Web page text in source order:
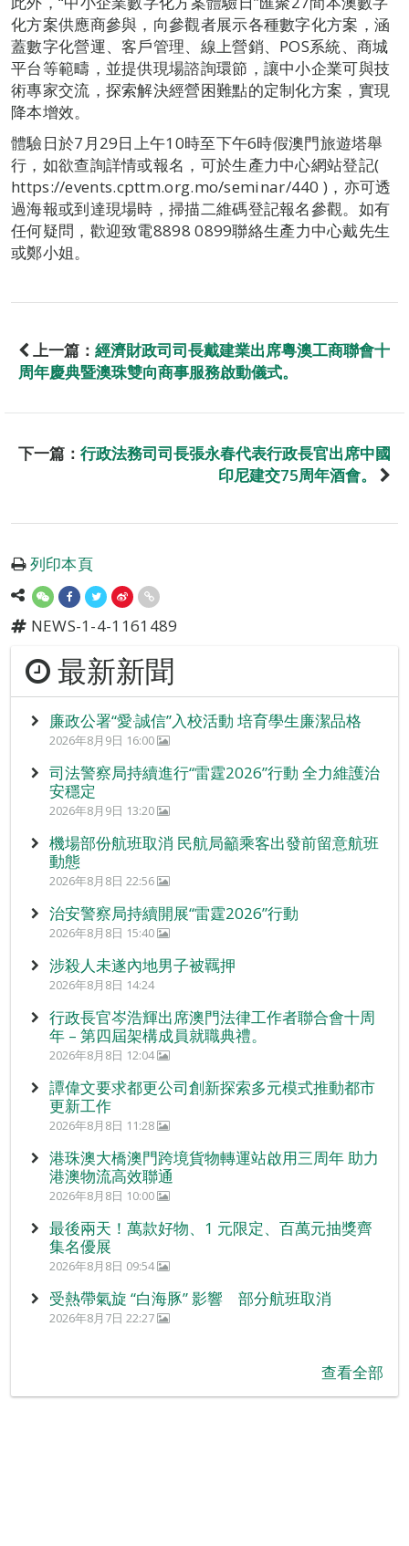
化方案供應商參與，向參觀者展示各種數字化方案，涵
蓋數字化營運、客戶管理、線上營銷、POS系統、商城
平台等範疇，並提供現場諮詢環節，讓中小企業可與技
術專家交流，探索解決經營困難點的定制化方案，實現
降本增效。
體驗日於7月29日上午10時至下午6時假澳門旅遊塔舉
行，如欲查詢詳情或報名，可於生產力中心網站登記(
https://events.cpttm.org.mo/seminar/440 )，亦可透
過海報或到達現場時，掃描二維碼登記報名參觀。如有
任何疑問，歡迎致電8898 0899聯絡生產力中心戴先生
或鄭小姐。
上一篇： 經濟財政司司長戴建業出席粵澳工商聯會十
周年慶典暨澳珠雙向商事服務啟動儀式。
下一篇： 行政法務司司長張永春代表行政長官出席中國
印尼建交75周年酒會。
列印本頁
NEWS-1-4-1161489
最新新聞
廉政公署“愛‧誠信”入校活動 培育學生廉潔品格
2026年8月9日 16:00
司法警察局持續進行“雷霆2026”行動 全力維護治
安穩定
2026年8月9日 13:20
機場部份航班取消 民航局籲乘客出發前留意航班
動態
2026年8月8日 22:56
治安警察局持續開展“雷霆2026”行動
2026年8月8日 15:40
涉殺人未遂內地男子被羈押
2026年8月8日 14:24
行政長官岑浩輝出席澳門法律工作者聯合會十周
年 – 第四屆架構成員就職典禮。
2026年8月8日 12:04
譚偉文要求都更公司創新探索多元模式推動都市
更新工作
2026年8月8日 11:28
港珠澳大橋澳門跨境貨物轉運站啟用三周年 助力
港澳物流高效聯通
2026年8月8日 10:00
最後兩天！萬款好物、1 元限定、百萬元抽獎齊
集名優展
2026年8月8日 09:54
受熱帶氣旋 “白海豚” 影響 部分航班取消
2026年8月7日 22:27
查看全部